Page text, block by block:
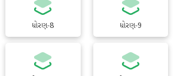
ધોરણ-8 ધોરણ-9